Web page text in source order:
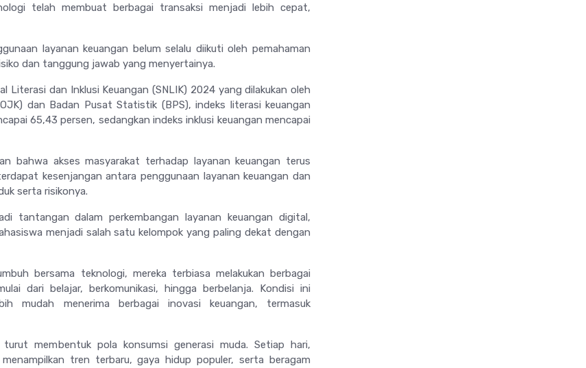
telah membuat berbagai transaksi menjadi lebih cepat,
layanan keuangan belum selalu diikuti oleh pemahaman
dan tanggung jawab yang menyertainya.
Literasi dan Inklusi Keuangan (SNLIK) 2024 yang dilakukan oleh
dan Badan Pusat Statistik (BPS), indeks literasi keuangan
65,43 persen, sedangkan indeks inklusi keuangan mencapai
bahwa akses masyarakat terhadap layanan keuangan terus
kesenjangan antara penggunaan layanan keuangan dan
serta risikonya.
tantangan dalam perkembangan layanan keuangan digital,
menjadi salah satu kelompok yang paling dekat dengan
bersama teknologi, mereka terbiasa melakukan berbagai
dari belajar, berkomunikasi, hingga berbelanja. Kondisi ini
mudah menerima berbagai inovasi keuangan, termasuk
membentuk pola konsumsi generasi muda. Setiap hari,
tren terbaru, gaya hidup populer, serta beragam